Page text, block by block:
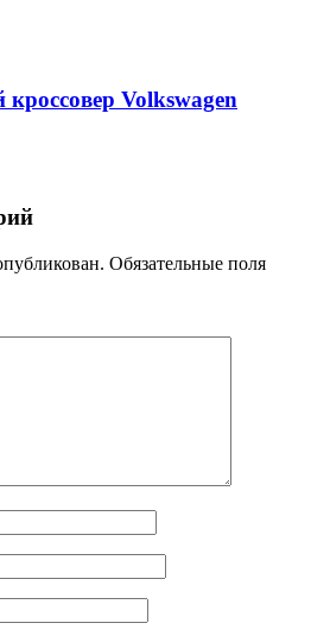
Volkswagen
Обязательные поля